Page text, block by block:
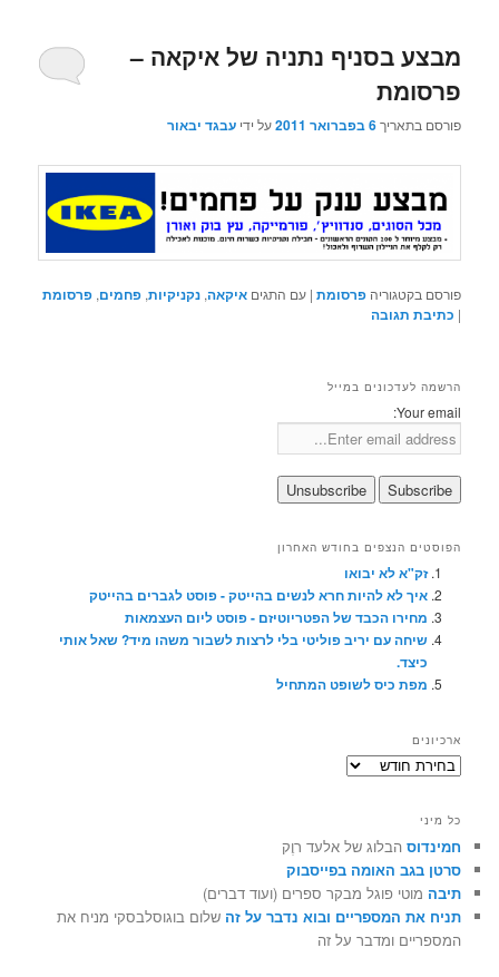
מבצע בסניף נתניה של איקאה –
פרסומת
פורסם בתאריך6 בפברואר 2011 על ידיעבגד יבאור
פורסם בקטגוריה פרסומת |עם התגים איקאה,נקניקיות,פחמים,פרסומת
| כתיבת תגובה
הרשמה לעדכונים במייל
Your email:
הפוסטים הנצפים בחודש האחרון
זק"א לא יבואו
איך לא להיות חרא לנשים בהייטק - פוסט לגברים בהייטק
מחירו הכבד של הפטריוטיזם - פוסט ליום העצמאות
שיחה עם יריב פוליטי בלי לרצות לשבור משהו מיד? שאל אותי
כיצד.
מפת כיס לשופט המתחיל
ארכיונים
ארכיונים
כל מיני
חמינדוס הבלוג של אלעד רוֶק
סרטן בגב האומה בפייסבוק
תיבה מוטי פוגל מבקר ספרים (ועוד דברים)
תניח את המספריים ובוא נדבר על זה שלום בוגוסלבסקי מניח את
המספריים ומדבר על זה